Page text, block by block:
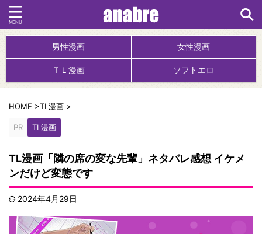
男性漫画 女性漫画
ＴＬ漫画 ソフトエロ
HOME >TL漫画 >
PR TL漫画
TL漫画「隣の席の変な先輩」ネタバレ感想 イケメ
ンだけど変態です
2024年4月29日